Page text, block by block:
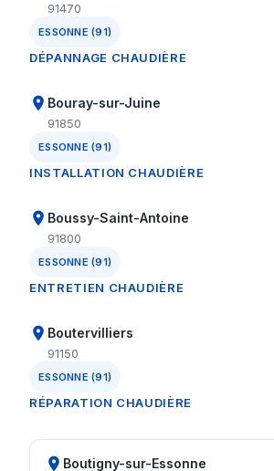
91470
ESSONNE (91)
DÉPANNAGE CHAUDIÈRE
Bouray-sur-Juine
91850
ESSONNE (91)
INSTALLATION CHAUDIÈRE
Boussy-Saint-Antoine
91800
ESSONNE (91)
ENTRETIEN CHAUDIÈRE
Boutervilliers
91150
ESSONNE (91)
RÉPARATION CHAUDIÈRE
Boutigny-sur-Essonne